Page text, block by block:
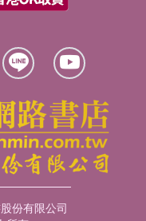
份有限公司